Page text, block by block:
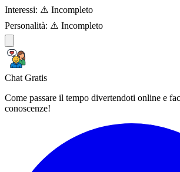
Interessi: ⚠️ Incompleto
Personalità: ⚠️ Incompleto
Chat Gratis
Come passare il tempo divertendoti online e
conoscenze!